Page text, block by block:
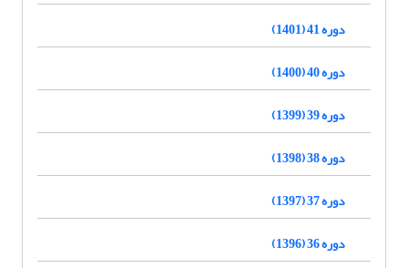
دوره 41 (1401)
دوره 40 (1400)
دوره 39 (1399)
دوره 38 (1398)
دوره 37 (1397)
دوره 36 (1396)